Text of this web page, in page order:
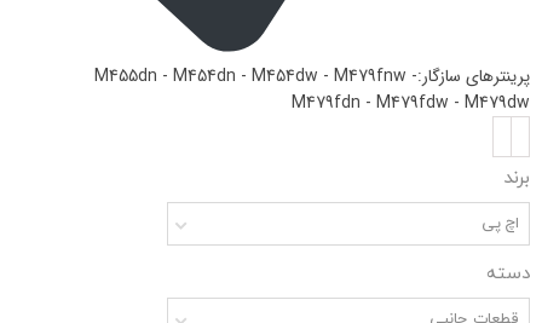
پرینترهای سازگار:M455dn - M454dn - M454dw - M479fnw -
M479fdn - M479fdw - M479dw
برند
اچ پی
دسته